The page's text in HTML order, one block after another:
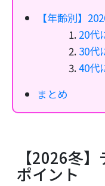
【年齢別】
20代
30代
40代
まとめ
【2026冬
ポイント